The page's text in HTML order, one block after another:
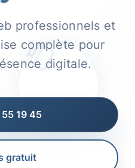
professionnels et
complète pour
digitale.
55 19 45
gratuit